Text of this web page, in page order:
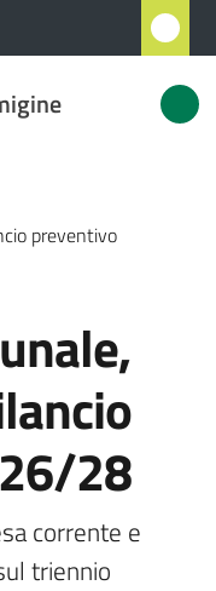
preventivo
28
corrente e
triennio